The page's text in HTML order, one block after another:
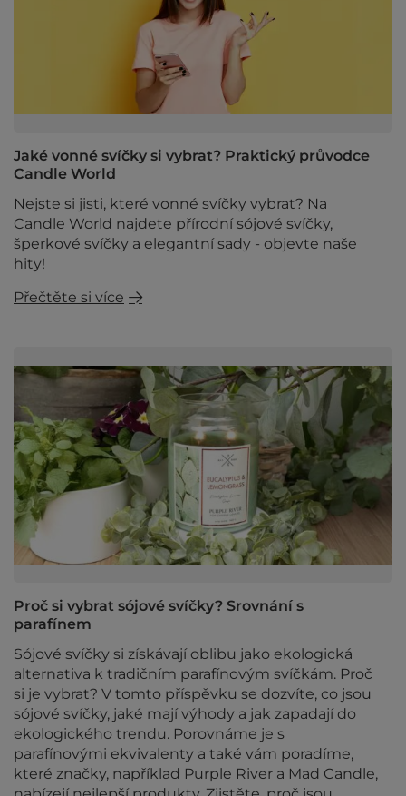
Jaké vonné svíčky si vybrat? Praktický průvodce
Candle World
Nejste si jisti, které vonné svíčky vybrat? Na
Candle World najdete přírodní sójové svíčky,
šperkové svíčky a elegantní sady - objevte naše
hity!
Přečtěte si více
Proč si vybrat sójové svíčky? Srovnání s
parafínem
Sójové svíčky si získávají oblibu jako ekologická
alternativa k tradičním parafínovým svíčkám. Proč
si je vybrat? V tomto příspěvku se dozvíte, co jsou
sójové svíčky, jaké mají výhody a jak zapadají do
ekologického trendu. Porovnáme je s
parafínovými ekvivalenty a také vám poradíme,
které značky, například Purple River a Mad Candle,